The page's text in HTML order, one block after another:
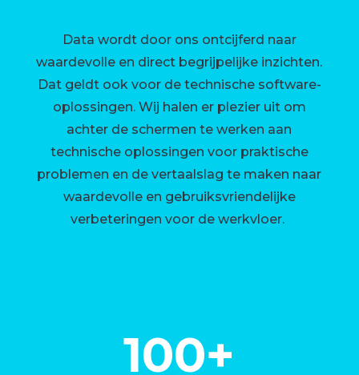
Data wordt door ons ontcijferd naar
waardevolle en direct begrijpelijke inzichten.
Dat geldt ook voor de technische software-
oplossingen. Wij halen er plezier uit om
achter de schermen te werken aan
technische oplossingen voor praktische
problemen en de vertaalslag te maken naar
waardevolle en gebruiksvriendelijke
verbeteringen voor de werkvloer.
100+